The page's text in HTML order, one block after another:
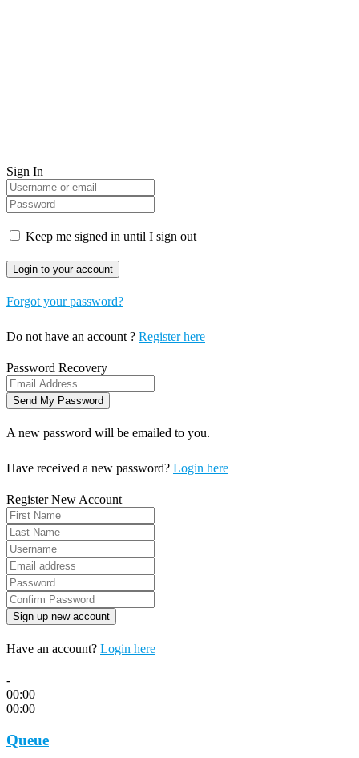
Sign In
Keep me signed in until I sign out
Forgot your password?
Do not have an account ? Register here
Password Recovery
A new password will be emailed to you.
Have received a new password? Login here
Register New Account
Have an account? Login here
-
00:00
00:00
Queue